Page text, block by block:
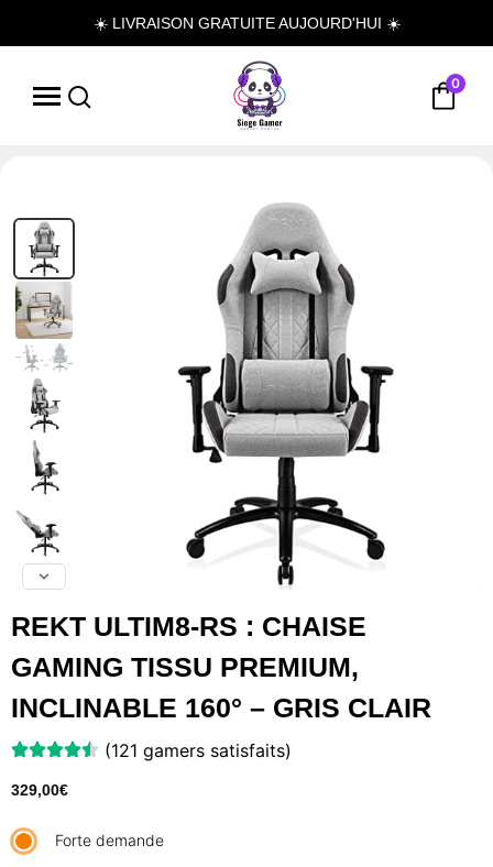
☀️ LIVRAISON GRATUITE AUJOURD'HUI ☀️
0
REKT ULTIM8-RS : CHAISE
GAMING TISSU PREMIUM,
INCLINABLE 160° – GRIS CLAIR
(121 gamers satisfaits)
329,00€
Forte demande